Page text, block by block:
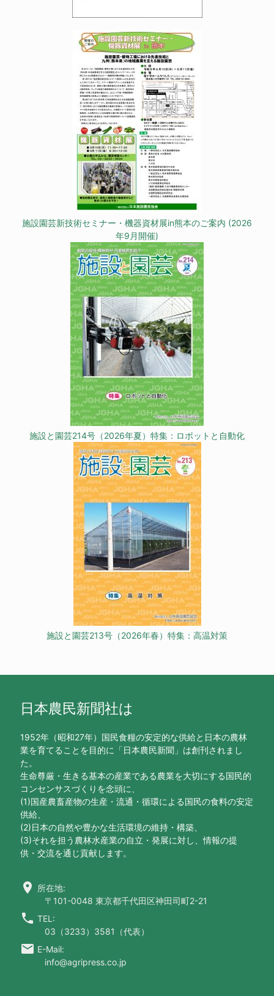
施設園芸新技術セミナー・機器資材展in熊本のご案内 (2026
年9月開催)
施設と園芸214号（2026年夏）特集：ロボットと自動化
施設と園芸213号（2026年春）特集：高温対策
日本農民新聞社は
1952年（昭和27年）国民食糧の安定的な供給と日本の農林
業を育てることを目的に「日本農民新聞」は創刊されまし
た。
生命尊厳・生きる基本の産業である農業を大切にする国民的
コンセンサスづくりを念頭に、
(1)国産農畜産物の生産・流通・循環による国民の食料の安定
供給、
(2)日本の自然や豊かな生活環境の維持・構築、
(3)それを担う農林水産業の自立・発展に対し、情報の提
供・交流を通じ貢献します。
location_on 所在地:
〒101-0048 東京都千代田区神田司町2-21
call TEL:
03（3233）3581（代表）
email E-Mail:
info@agripress.co.jp